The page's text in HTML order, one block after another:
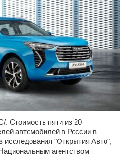
Стоимость пяти из 20
автомобилей в России в
исследования "Открытия Авто",
агентством